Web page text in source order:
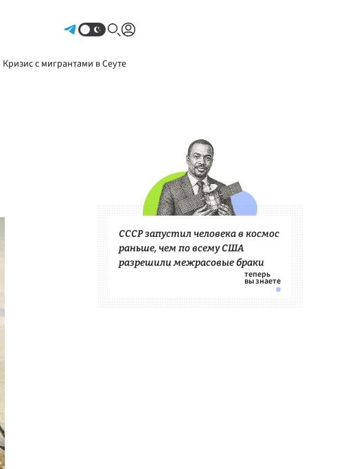
Кризис с мигрантами в Сеуте
СССР запустил человека в космос
раньше, чем по всему США
разрешили межрасовые браки